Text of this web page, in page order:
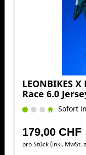
LEONBIKES
Race 6.0
Sofort
179,00 CHF
pro Stück (inkl. MwSt.